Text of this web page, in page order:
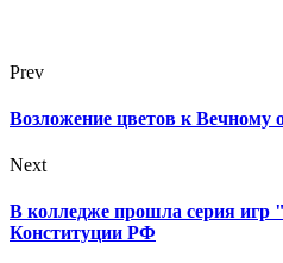
Prev
Возложение цветов к Вечному
Next
В колледже прошла серия
Конституции РФ